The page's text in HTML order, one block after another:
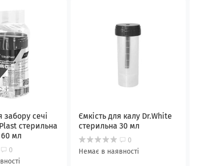
забору сечі
стерильна
мл
0
Ємкість для калу Dr.White
стерильна 30 мл
0
Немає в наявності